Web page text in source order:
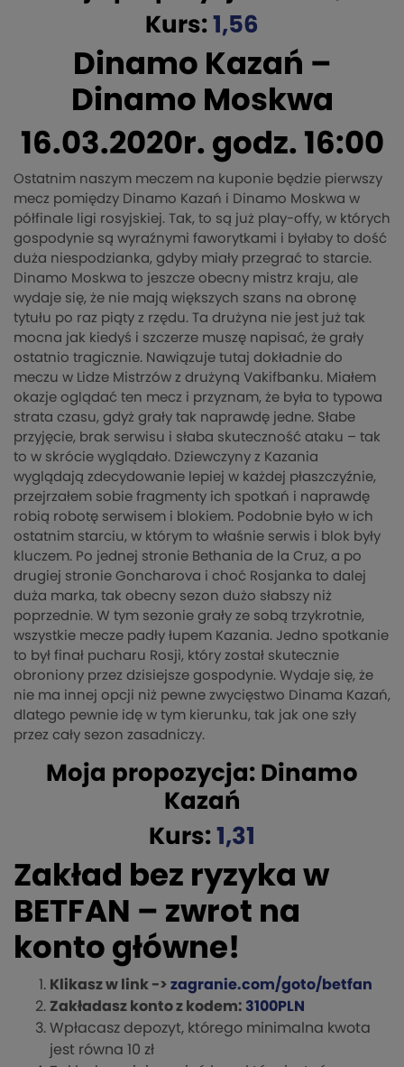
Kurs: 1,56
Dinamo Kazań –
Dinamo Moskwa
16.03.2020r. godz. 16:00
Ostatnim naszym meczem na kuponie będzie pierwszy
mecz pomiędzy Dinamo Kazań i Dinamo Moskwa w
półfinale ligi rosyjskiej. Tak, to są już play-offy, w których
gospodynie są wyraźnymi faworytkami i byłaby to dość
duża niespodzianka, gdyby miały przegrać to starcie.
Dinamo Moskwa to jeszcze obecny mistrz kraju, ale
wydaje się, że nie mają większych szans na obronę
tytułu po raz piąty z rzędu. Ta drużyna nie jest już tak
mocna jak kiedyś i szczerze muszę napisać, że grały
ostatnio tragicznie. Nawiązuje tutaj dokładnie do
meczu w Lidze Mistrzów z drużyną Vakifbanku. Miałem
okazje oglądać ten mecz i przyznam, że była to typowa
strata czasu, gdyż grały tak naprawdę jedne. Słabe
przyjęcie, brak serwisu i słaba skuteczność ataku – tak
to w skrócie wyglądało. Dziewczyny z Kazania
wyglądają zdecydowanie lepiej w każdej płaszczyźnie,
przejrzałem sobie fragmenty ich spotkań i naprawdę
robią robotę serwisem i blokiem. Podobnie było w ich
ostatnim starciu, w którym to właśnie serwis i blok były
kluczem. Po jednej stronie Bethania de la Cruz, a po
drugiej stronie Goncharova i choć Rosjanka to dalej
duża marka, tak obecny sezon dużo słabszy niż
poprzednie. W tym sezonie grały ze sobą trzykrotnie,
wszystkie mecze padły łupem Kazania. Jedno spotkanie
to był finał pucharu Rosji, który został skutecznie
obroniony przez dzisiejsze gospodynie. Wydaje się, że
nie ma innej opcji niż pewne zwycięstwo Dinama Kazań,
dlatego pewnie idę w tym kierunku, tak jak one szły
przez cały sezon zasadniczy.
Moja propozycja: Dinamo
Kazań
Kurs: 1,31
Zakład bez ryzyka w
BETFAN – zwrot na
konto główne!
Klikasz w link -> zagranie.com/goto/betfan
Zakładasz konto z kodem: 3100PLN
Wpłacasz depozyt, którego minimalna kwota
jest równa 10 zł